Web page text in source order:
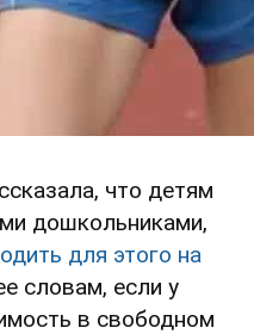
что детям
дошкольниками,
для этого на
словам, если у
в свободном